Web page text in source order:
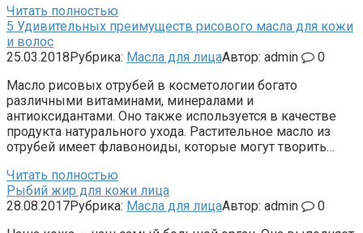
Читать полностью
5 Удивительных преимуществ рисового масла для кожи
и волос
25.03.2018Рубрика: Масла для лицаАвтор: admin
0
Масло рисовых отрубей в косметологии богато
различными витаминами, минералами и
антиоксидантами. Оно также используется в качестве
продукта натурального ухода. Растительное масло из
отрубей имеет флавоноиды, которые могут творить…
Читать полностью
Рыбий жир для кожи лица
28.08.2017Рубрика: Масла для лицаАвтор: admin
0